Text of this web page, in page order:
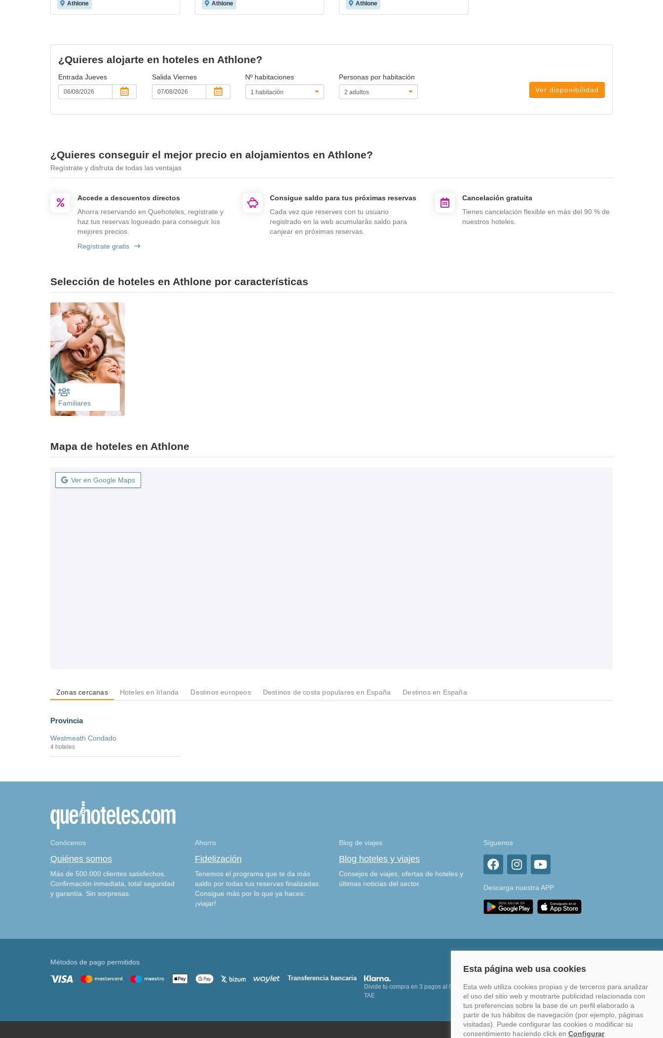
Athlone Athlone Athlone
¿Quieres alojarte en hoteles en Athlone?
Entrada Jueves Salida Viernes Nº habitaciones
Personas por habitación
Ver disponibilidad
¿Quieres conseguir el mejor precio en alojamientos en Athlone?
Regístrate y disfruta de todas las ventajas
Accede a descuentos directos
Ahorra reservando en Quehoteles, regístrate y
haz tus reservas logueado para conseguir los
mejores precios.
Regístrate gratis
Consigue saldo para tus próximas reservas
Cada vez que reserves con tu usuario
registrado en la web acumularás saldo para
canjear en próximas reservas.
Cancelación gratuita
Tienes cancelación flexible en más del 90 % de
nuestros hoteles.
Selección de hoteles en Athlone por características
Familiares
Mapa de hoteles en Athlone
Ver en Google Maps
Zonas cercanas Hoteles en Irlanda Destinos europeos Destinos de costa populares en España Destinos en España
Provincia
Westmeath Condado
4 hoteles
Conócenos
Quiénes somos
Más de 500.000 clientes satisfechos.
Confirmación inmediata, total seguridad
y garantía. Sin sorpresas.
Ahorro
Fidelización
Tenemos el programa que te da más
saldo por todas tus reservas finalizadas.
Consigue más por lo que ya haces:
¡viajar!
Blog de viajes
Blog hoteles y viajes
Consejos de viajes, ofertas de hoteles y
últimas noticias del sector.
Síguenos
Descarga nuestra APP
Métodos de pago permitidos
Transferencia bancaria
Divide tu compra en 3 pagos al 0%
TAE
Financia hasta en 12 meses o en 4 pagos sin
intereses